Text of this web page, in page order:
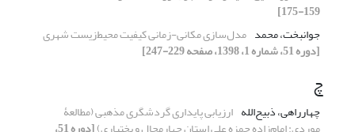
159-175]
جوانبخت، محمد مدل‌سازی مکانی-زمانی کیفیت محیط‌زیست شهری
[دوره 51، شماره 1، 1398، صفحه 229-247]
چ
چهارراهی، ذبیح‌الله ارزیابی پایداری گردشگری مذهبی (مطالعۀ